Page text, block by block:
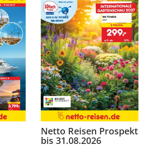
Netto Reisen Prospekt
bis 31.08.2026